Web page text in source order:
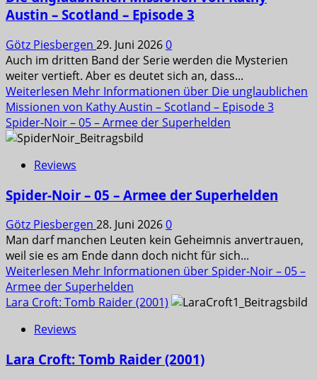
Austin – Scotland – Episode 3
Götz Piesbergen 29. Juni 20260
Auch im dritten Band der Serie werden die Mysterien
weiter vertieft. Aber es deutet sich an, dass...
Weiterlesen Mehr Informationen über Die unglaublichen
Missionen von Kathy Austin – Scotland – Episode 3
Spider-Noir – 05 – Armee der Superhelden
Reviews
Spider-Noir – 05 – Armee der Superhelden
Götz Piesbergen 28. Juni 20260
Man darf manchen Leuten kein Geheimnis anvertrauen,
weil sie es am Ende dann doch nicht für sich...
Weiterlesen Mehr Informationen über Spider-Noir – 05 –
Armee der Superhelden
Lara Croft: Tomb Raider (2001)
Reviews
Lara Croft: Tomb Raider (2001)